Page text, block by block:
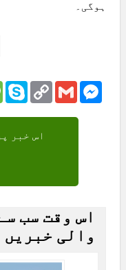
ہوگی۔
Message
SkypeCopy
Link
Gmail
اس خبر
اس وقت سب
والی خبریں